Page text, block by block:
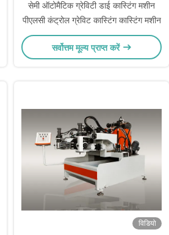
सेमी ऑटोमैटिक ग्रेविटी डाई कास्टिंग मशीन
पीएलसी कंट्रोल ग्रेविट कास्टिंग कास्टिंग मशीन
सर्वोत्तम मूल्य प्राप्त करें
विडियो